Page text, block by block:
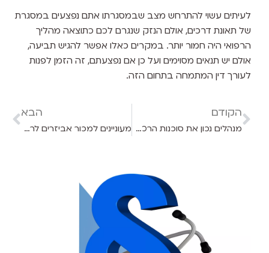
לעיתים עשוי להתרחש מצב שבמסגרתו אתם נפצעים במסגרת
של תאונת דרכים, אולם הנזק שנגרם לכם כתוצאה מהליך
הרפואי היה חמור יותר. במקרים כאלו אפשר להגיש תביעה,
אולם יש תנאים מסוימים ועל כן אם נפצעתם, זה הזמן לפנות
לעורך דין המתמחה בתחום הזה.
הקודם
מנהלים נכון את סוכנות הרכבים – כל מה שצריך לדעת על ניכוי מס במקור וניהול ספרים
הבא
מעוניינים למכור אביזרים לרכב דרך האינטרנט? אולי תשקלו לעשות זאת בשיטת דרופשיפינג